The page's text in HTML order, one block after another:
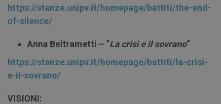
https://stanze.unipv.it/homepage/battiti/the-end-
of-silence/
Anna Beltrametti – “La crisi e il sovrano“
https://stanze.unipv.it/homepage/battiti/la-crisi-
e-il-sovrano/
VISIONI: